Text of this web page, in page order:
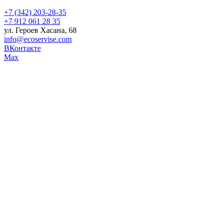
+7 (342) 203-28-35
+7 912 061 28 35
ул. Героев Хасана, 68
info@ecoservise.com
ВКонтакте
Мах